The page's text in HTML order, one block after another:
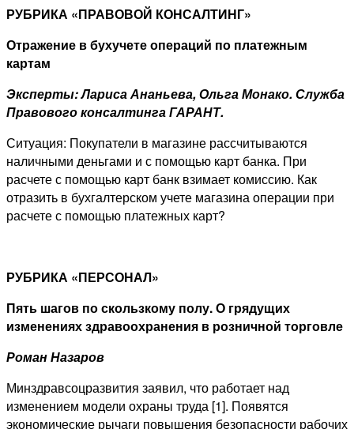
РУБРИКА «ПРАВОВОЙ КОНСАЛТИНГ»
Отражение в бухучете операций по платежным
картам
Эксперты: Лариса Ананьева, Ольга Монако. Служба
Правового консалтинга ГАРАНТ.
Ситуация: Покупатели в магазине рассчитываются
наличными деньгами и с помощью карт банка. При
расчете с помощью карт банк взимает комиссию. Как
отразить в бухгалтерском учете магазина операции при
расчете с помощью платежных карт?
РУБРИКА «ПЕРСОНАЛ»
Пять шагов по скользкому полу. О грядущих
изменениях здравоохранения в розничной торговле
Роман Назаров
Минздравсоцразвития заявил, что работает над
изменением модели охраны труда [1]. Появятся
экономические рычаги повышения безопасности рабочих